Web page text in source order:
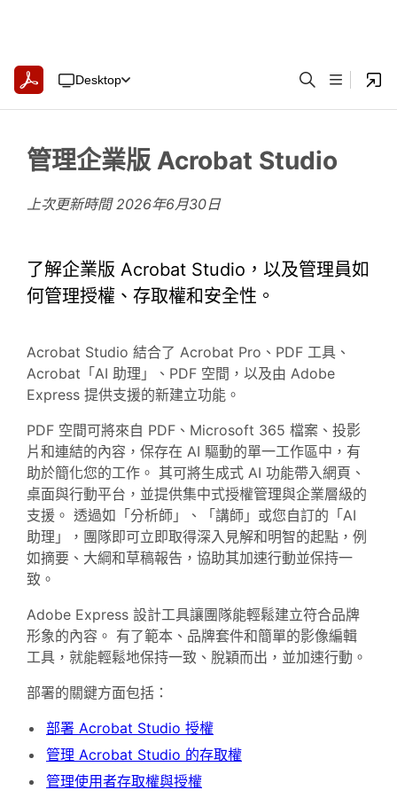
Desktop
管理企業版 Acrobat Studio
上次更新時間2026年6月30日
了解企業版 Acrobat Studio，以及管理員如
何管理授權、存取權和安全性。
Acrobat Studio 結合了 Acrobat Pro、PDF 工具、
Acrobat「AI 助理」、PDF 空間，以及由 Adobe
Express 提供支援的新建立功能。
PDF 空間可將來自 PDF、Microsoft 365 檔案、投影
片和連結的內容，保存在 AI 驅動的單一工作區中，有
助於簡化您的工作。 其可將生成式 AI 功能帶入網頁、
桌面與行動平台，並提供集中式授權管理與企業層級的
支援。 透過如「分析師」、「講師」或您自訂的「AI
助理」，團隊即可立即取得深入見解和明智的起點，例
如摘要、大綱和草稿報告，協助其加速行動並保持一
致。
Adobe Express 設計工具讓團隊能輕鬆建立符合品牌
形象的內容。 有了範本、品牌套件和簡單的影像編輯
工具，就能輕鬆地保持一致、脫穎而出，並加速行動。
部署的關鍵方面包括：
部署 Acrobat Studio 授權
管理 Acrobat Studio 的存取權
管理使用者存取權與授權